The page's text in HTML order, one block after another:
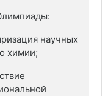
научных
химии;